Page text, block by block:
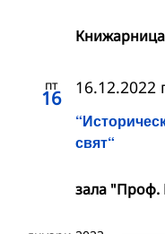
пт
16
свят“
16.12.2022
зала